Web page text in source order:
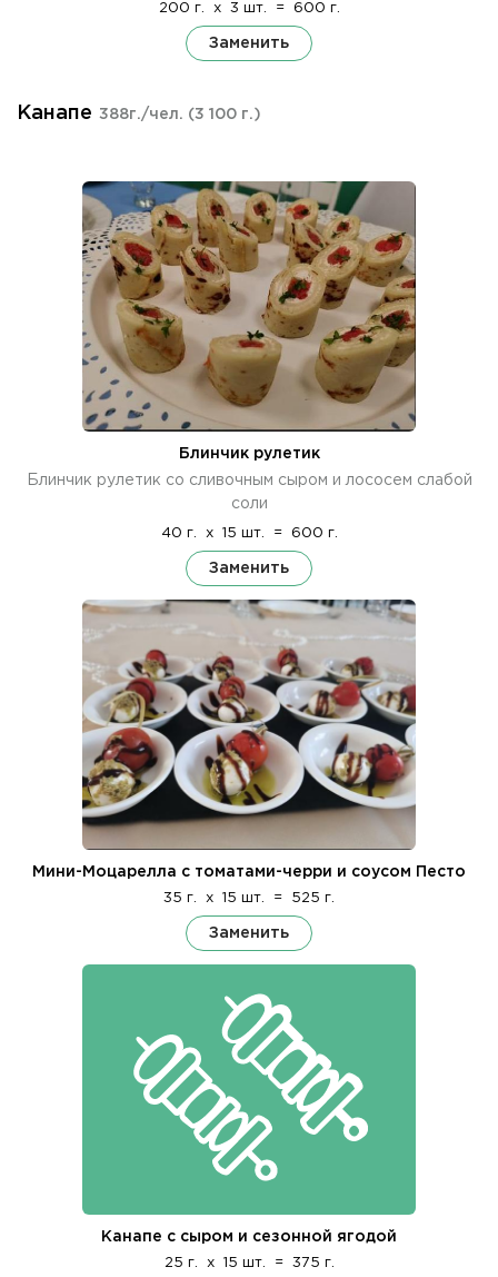
200 г. x 3 шт. = 600 г.
Заменить
Канапе 388г./чел. (3 100 г.)
Блинчик рулетик
Блинчик рулетик со сливочным сыром и лососем слабой
соли
40 г. x 15 шт. = 600 г.
Заменить
Мини-Моцарелла с томатами-черри и соусом Песто
35 г. x 15 шт. = 525 г.
Заменить
Канапе с сыром и сезонной ягодой
25 г. x 15 шт. = 375 г.